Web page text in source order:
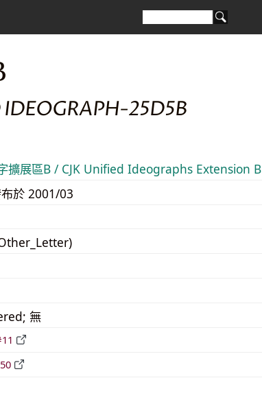
IDEOGRAPH-25D5B
擴展區B / CJK Unified Ideographs Extension B
於 2001/03
無